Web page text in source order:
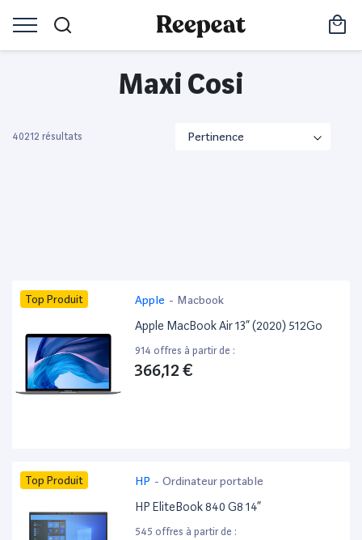
Maxi Cosi
40212 résultats
Top Produit Apple - Macbook
Apple MacBook Air 13” (2020) 512Go
914 offres à partir de :
366,12 €
Top Produit HP - Ordinateur portable
HP EliteBook 840 G8 14”
545 offres à partir de :